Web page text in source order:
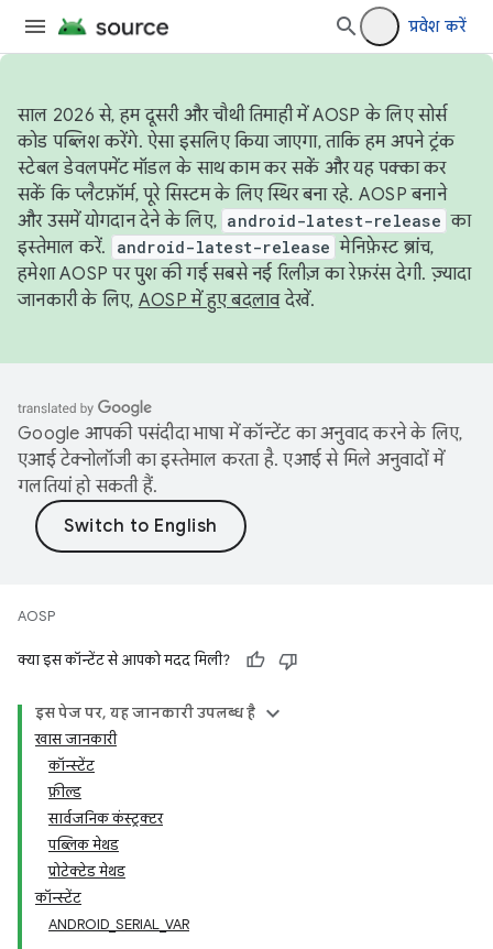
प्रवेश करें
साल 2026 से, हम दूसरी और चौथी तिमाही में AOSP के लिए सोर्स
कोड पब्लिश करेंगे. ऐसा इसलिए किया जाएगा, ताकि हम अपने ट्रंक
स्टेबल डेवलपमेंट मॉडल के साथ काम कर सकें और यह पक्का कर
सकें कि प्लैटफ़ॉर्म, पूरे सिस्टम के लिए स्थिर बना रहे. AOSP बनाने
और उसमें योगदान देने के लिए, android-latest-release का
इस्तेमाल करें.
android-latest-release मेनिफ़ेस्ट ब्रांच,
हमेशा AOSP पर पुश की गई सबसे नई रिलीज़ का रेफ़रंस देगी. ज़्यादा
जानकारी के लिए, AOSP में हुए बदलावदेखें.
Google आपकी पसंदीदा भाषा में कॉन्टेंट का अनुवाद करने के लिए,
एआई टेक्नोलॉजी का इस्तेमाल करता है. एआई से मिले अनुवादों में
गलतियां हो सकती हैं.
AOSP
क्या इस कॉन्टेंट से आपको मदद मिली?
इस पेज पर, यह जानकारी उपलब्ध है
खास जानकारी
कॉन्स्टेंट
फ़ील्ड
सार्वजनिक कंस्ट्रक्टर
पब्लिक मेथड
प्रोटेक्टेड मेथड
कॉन्स्टेंट
ANDROID_SERIAL_VAR